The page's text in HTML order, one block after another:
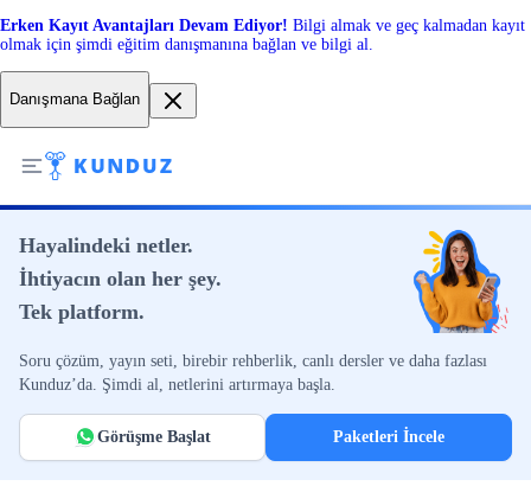
Erken Kayıt Avantajları Devam Ediyor! Bilgi almak ve geç kalmadan kayıt
olmak için şimdi eğitim danışmanına bağlan ve bilgi al.
Danışmana Bağlan
Hayalindeki netler.
İhtiyacın olan her şey.
Tek platform.
Soru çözüm, yayın seti, birebir rehberlik, canlı dersler ve daha fazlası
Kunduz’da. Şimdi al, netlerini artırmaya başla.
Görüşme Başlat Paketleri İncele